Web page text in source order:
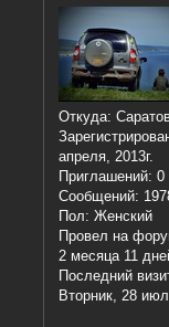
Откуда:
апреля, 2013г.
Приглашений: 0
Сообщений:
Пол: Женский
Провел на
2 месяца 11
Последний
Вторник, 28